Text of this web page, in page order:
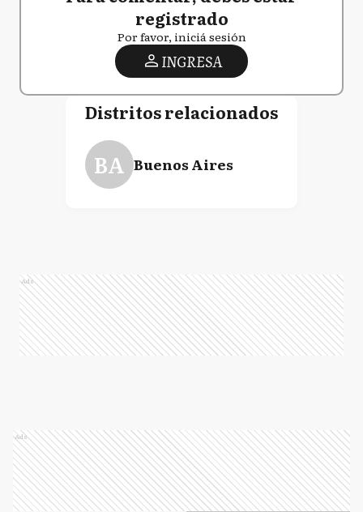
registrado
Por favor, iniciá sesión
INGRESA
Distritos relacionados
BA Buenos Aires
Ads
Ads